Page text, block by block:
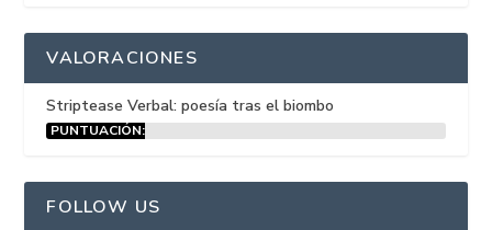
VALORACIONES
Striptease Verbal: poesía tras el biombo
PUNTUACIÓN:
FOLLOW US